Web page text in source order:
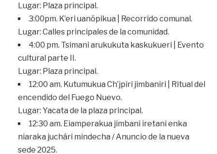
Lugar: Plaza principal.
3:00pm. K’eri uanópikua | Recorrido comunal.
Lugar: Calles principales de la comunidad.
4:00 pm. Tsimani arukukuta kaskukueri | Evento
cultural parte II.
Lugar: Plaza principal.
12:00 am. Kutumukua Ch’jpiri jimbaniri | Ritual del
encendido del Fuego Nuevo.
Lugar: Yacata de la plaza principal.
12:30 am. Eiamperakua jimbani iretani enka
niaraka juchári mindecha / Anuncio de la nueva
sede 2025.